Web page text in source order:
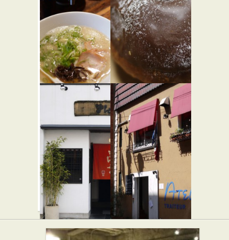
フェ
★★☆
カフェ・喫茶店
★☆☆
中華
博多 一風
堂 代々木
上原店 ★☆☆
らーめん屋
マンマー
ノ ★☆☆
カフェ・喫茶店
パン屋